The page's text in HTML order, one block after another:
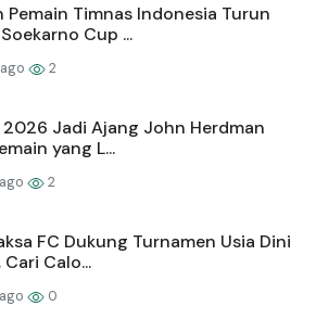
Pemain Timnas Indonesia Turun
Cup ...
2
2026 Jadi Ajang John Herdman
yang L...
2
FC Dukung Turnamen Usia Dini
Calo...
0